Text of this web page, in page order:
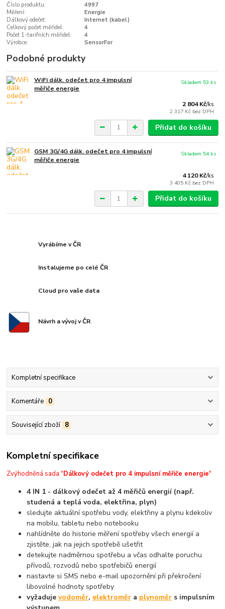
Číslo produktu:
4997
Měření:
Energie
Dálkový odečet:
Internet (kabel)
Celkový počet měřidel:
4
Počet 1-tarifních měřidel:
4
Výrobce:
SensorFor
Podobné produkty
WiFi dálk. odečet pro 4 impulsní
měřiče energie
2 804 Kč/ks
2 317 Kč bez DPH
Skladem 53 ks
Přidat do košíku
GSM 3G/4G dálk. odečet pro 4 impulsní
měřiče energie
4 120 Kč/ks
3 405 Kč bez DPH
Skladem 54 ks
Přidat do košíku
Vyrábíme v ČR
Instalujeme po celé ČR
Cloud pro vaše data
Návrh a vývoj v ČR
Kompletní specifikace
Komentáře 0
Související zboží 8
Kompletní specifikace
Zvýhodněná sada "Dálkový odečet pro 4 impulsní měřiče energie"
4 IN 1 - dálkový odečet až 4 měřičů energií (např.
studená a teplá voda, elektřina, plyn)
sledujte aktuální spotřebu vody, elektřiny a plynu kdekoliv
na mobilu, tabletu nebo notebooku
nahlídněte do historie měření spotřeby všech energií a
zjistěte, jak na jejich spotřebě ušetřit
detekujte nadměrnou spotřebu a včas odhalte poruchu
přívodů, rozvodů nebo spotřebičů energií
nastavte si SMS nebo e-mail upozornění při překročení
libovolné hodnoty spotřeby
vyžadujevodoměr, elektroměr a plynoměr s impulsním